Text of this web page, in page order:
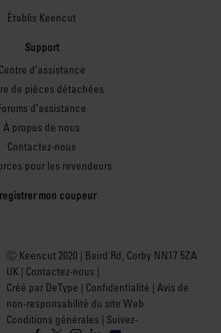
Établis Keencut
Support
Centre d’assistance
de pièces détachées
d’assistance
À propos de nous
Contactez-nous
pour les revendeurs
mon coupeur
Ⓒ Keencut 2020 | Baird Rd, Corby NN17 5ZA
UK | Contactez-nous |
Créé par DeType | Confidentialité | Avis de
non-responsabilité du site Web
Conditions générales | Suivez-